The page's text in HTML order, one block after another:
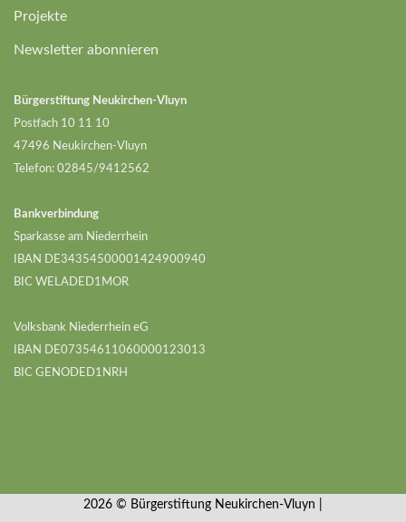
Projekte
Newsletter abonnieren
Bürgerstiftung Neukirchen-Vluyn
Postfach 10 11 10
47496 Neukirchen-Vluyn
Telefon: 02845/9412562
Bankverbindung
Sparkasse am Niederrhein
IBAN DE34354500001424900940
BIC WELADED1MOR
Volksbank Niederrhein eG
IBAN DE07354611060000123013
BIC GENODED1NRH
2026 © Bürgerstiftung Neukirchen-Vluyn |